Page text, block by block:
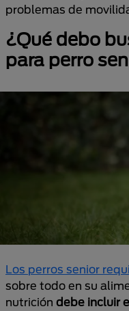
problemas de
¿Qué debo
para perro
Los perros senior
sobre todo en su
nutrición debe incluir